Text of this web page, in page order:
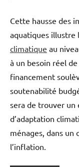
Cette hausse des
aquatiques illustre
climatique au
à un besoin réel
financement
soutenabilité
sera de trouver un
d’adaptation
ménages, dans
l’inflation.